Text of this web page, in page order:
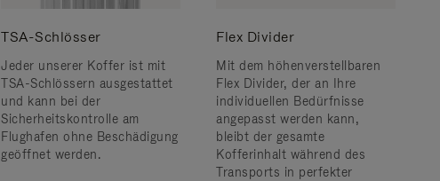
TSA-Schlösser
Jeder unserer Koffer ist mit
TSA-Schlössern ausgestattet
und kann bei der
Sicherheitskontrolle am
Flughafen ohne Beschädigung
geöffnet werden.
Flex Divider
Mit dem höhenverstellbaren
Flex Divider, der an Ihre
individuellen Bedürfnisse
angepasst werden kann,
bleibt der gesamte
Kofferinhalt während des
Transports in perfekter